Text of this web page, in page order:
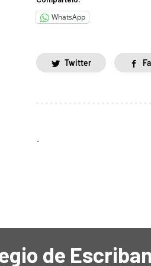
WhatsApp
Twitter
.
de